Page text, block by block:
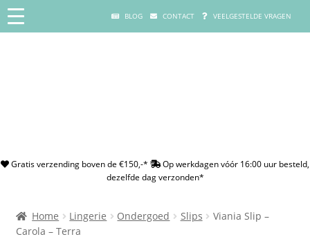
BLOG CONTACT VEELGESTELDE VRAGEN
Gratis verzending boven de €150,-*
Op werkdagen vóór 16:00 uur besteld,
dezelfde dag verzonden*
Home Lingerie Ondergoed Slips
Viania Slip –
Carola – Terra